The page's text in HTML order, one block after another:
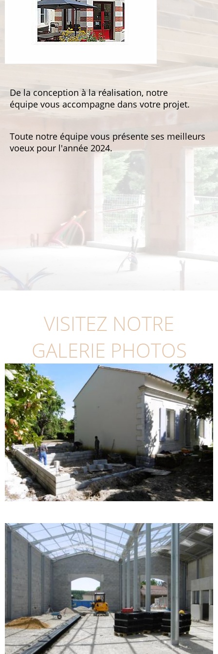
De la conception à la réalisation, notre
équipe vous accompagne dans votre projet.
Toute notre équipe vous présente ses meilleurs
voeux pour l'année 2024.
VISITEZ NOTRE
GALERIE PHOTOS